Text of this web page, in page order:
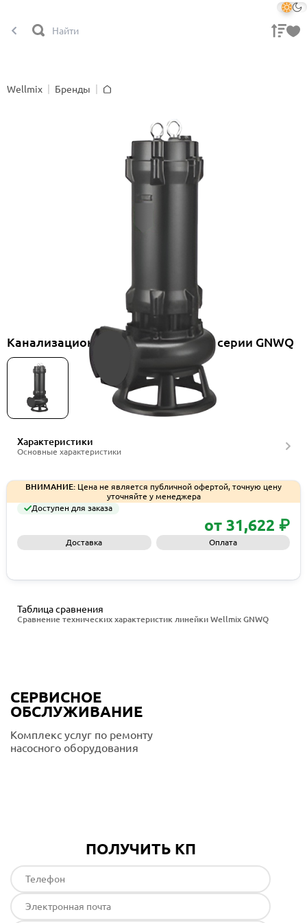
Wellmix
Бренды
Канализационные насосы Wellmix серии GNWQ
Характеристики
Основные характеристики
ВНИМАНИЕ: Цена не является публичной офертой, точную цену
уточняйте у менеджера
Доступен для заказа
от 31,622 ₽
Доставка Оплата
Сравнение технических характеристик линейки Wellmix GNWQ
Таблица сравнения
СЕРВИСНОЕ
ОБСЛУЖИВАНИЕ
Комплекс услуг по ремонту
насосного оборудования
ПОЛУЧИТЬ КП